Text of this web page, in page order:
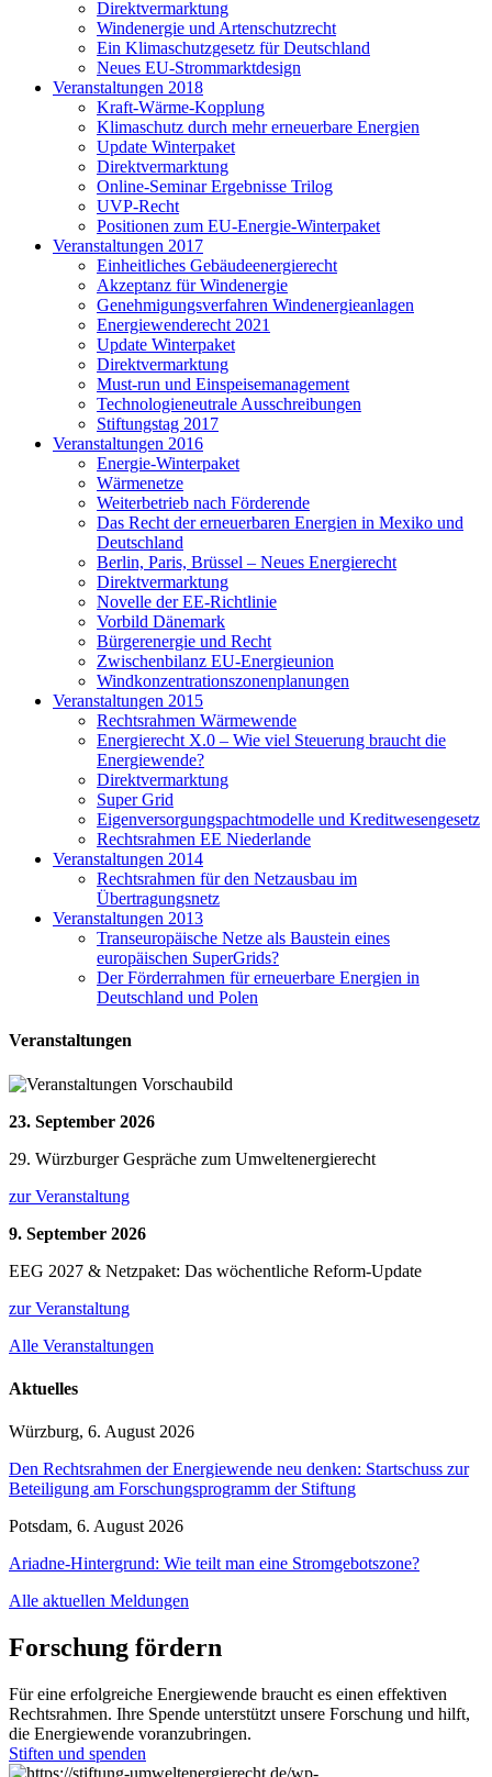
Direktvermarktung
Windenergie und Artenschutzrecht
Ein Klimaschutzgesetz für Deutschland
Neues EU-Strommarktdesign
Veranstaltungen 2018
Kraft-Wärme-Kopplung
Klimaschutz durch mehr erneuerbare Energien
Update Winterpaket
Direktvermarktung
Online-Seminar Ergebnisse Trilog
UVP-Recht
Positionen zum EU-Energie-Winterpaket
Veranstaltungen 2017
Einheitliches Gebäudeenergierecht
Akzeptanz für Windenergie
Genehmigungsverfahren Windenergieanlagen
Energiewenderecht 2021
Update Winterpaket
Direktvermarktung
Must-run und Einspeisemanagement
Technologieneutrale Ausschreibungen
Stiftungstag 2017
Veranstaltungen 2016
Energie-Winterpaket
Wärmenetze
Weiterbetrieb nach Förderende
Das Recht der erneuerbaren Energien in Mexiko und
Deutschland
Berlin, Paris, Brüssel – Neues Energierecht
Direktvermarktung
Novelle der EE-Richtlinie
Vorbild Dänemark
Bürgerenergie und Recht
Zwischenbilanz EU-Energieunion
Windkonzentrationszonenplanungen
Veranstaltungen 2015
Rechtsrahmen Wärmewende
Energierecht X.0 – Wie viel Steuerung braucht die
Energiewende?
Direktvermarktung
Super Grid
Eigenversorgungspachtmodelle und Kreditwesengesetz
Rechtsrahmen EE Niederlande
Veranstaltungen 2014
Rechtsrahmen für den Netzausbau im
Übertragungsnetz
Veranstaltungen 2013
Transeuropäische Netze als Baustein eines
europäischen SuperGrids?
Der Förderrahmen für erneuerbare Energien in
Deutschland und Polen
Veranstaltungen
23. September 2026
29. Würzburger Gespräche zum Umweltenergierecht
zur Veranstaltung
9. September 2026
EEG 2027 & Netzpaket: Das wöchentliche Reform-Update
zur Veranstaltung
Alle Veranstaltungen
Aktuelles
Würzburg, 6. August 2026
Den Rechtsrahmen der Energiewende neu denken: Startschuss zur
Beteiligung am Forschungsprogramm der Stiftung
Potsdam, 6. August 2026
Ariadne-Hintergrund: Wie teilt man eine Stromgebotszone?
Alle aktuellen Meldungen
Forschung fördern
Für eine erfolgreiche Energiewende braucht es einen effektiven
Rechtsrahmen. Ihre Spende unterstützt unsere Forschung und hilft,
die Energiewende voranzubringen.
Stiften und spenden